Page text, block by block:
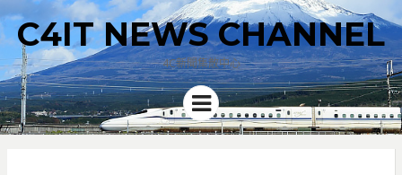
C4IT NEWS CHANNEL
4C新聞集散中心
Menu